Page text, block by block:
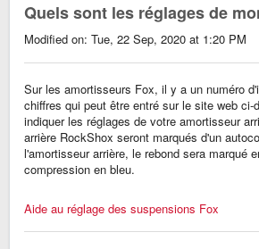
Quels sont les réglages de
Modified on: Tue, 22 Sep, 2020 at 1:20 PM
Sur les amortisseurs Fox, il y a un numéro
chiffres qui peut être entré sur le site web ci-
indiquer les réglages de votre amortisseur
arrière RockShox seront marqués d'un
l'amortisseur arrière, le rebond sera marqué
compression en bleu.
Aide au réglage des suspensions Fox